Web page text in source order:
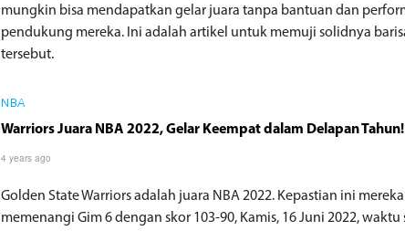
mungkin bisa mendapatkan gelar juara tanpa bantuan dan
pendukung mereka. Ini adalah artikel untuk memuji solidnya
tersebut.
NBA
Warriors Juara NBA 2022, Gelar Keempat dalam Delapan Tahun!
4 years ago
Golden State Warriors adalah juara NBA 2022. Kepastian ini
memenangi Gim 6 dengan skor 103-90, Kamis, 16 Juni 2022, waktu